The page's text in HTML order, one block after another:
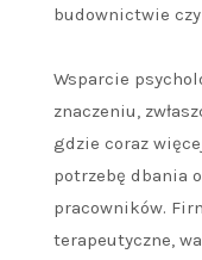
budownictwie
Wsparcie
znaczeniu,
gdzie coraz
potrzebę dbania
pracowników.
terapeutyczne,